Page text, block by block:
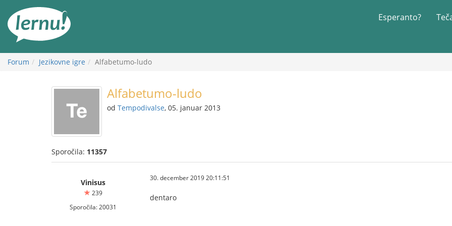
vsebini
Esperanto?
Forum Jezikovne igre Alfabetumo-ludo
Alfabetumo-ludo
od Tempodivalse, 05. januar 2013
Sporočila: 11357
Vinisus
239
Sporočila: 20031
30. december 2019 20:11:51
dentaro